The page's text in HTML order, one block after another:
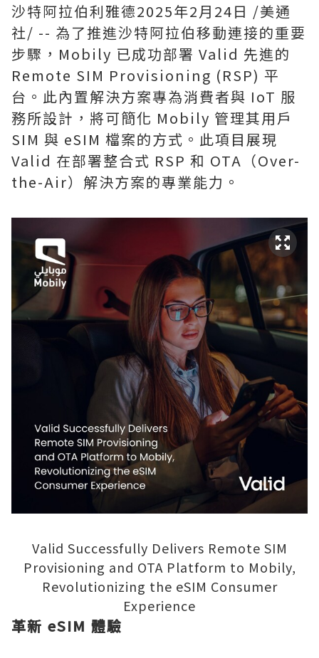
沙特阿拉伯利雅德2025年2月24日 /美通
社/ -- 為了推進沙特阿拉伯移動連接的重要
步驟，Mobily 已成功部署 Valid 先進的
Remote SIM Provisioning (RSP) 平
台。此內置解決方案專為消費者與 IoT 服
務所設計，將可簡化 Mobily 管理其用戶
SIM 與 eSIM 檔案的方式。此項目展現
Valid 在部署整合式 RSP 和 OTA（Over-
the-Air）解決方案的專業能力。
Valid Successfully Delivers Remote SIM
Provisioning and OTA Platform to Mobily,
Revolutionizing the eSIM Consumer
Experience
革新 eSIM 體驗